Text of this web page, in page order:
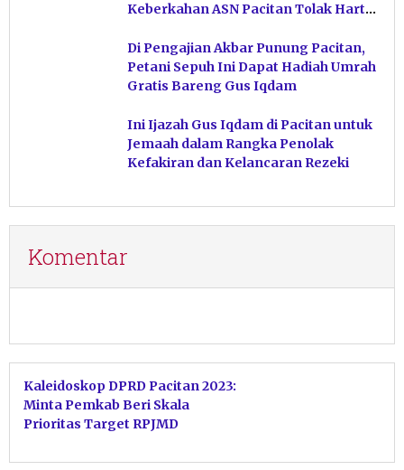
Keberkahan ASN Pacitan Tolak Harta
Di Pengajian Akbar Punung Pacitan,
Petani Sepuh Ini Dapat Hadiah Umrah
Gratis Bareng Gus Iqdam
Ini Ijazah Gus Iqdam di Pacitan untuk
Jemaah dalam Rangka Penolak
Kefakiran dan Kelancaran Rezeki
Komentar
Kaleidoskop DPRD Pacitan 2023:
Minta Pemkab Beri Skala
Prioritas Target RPJMD